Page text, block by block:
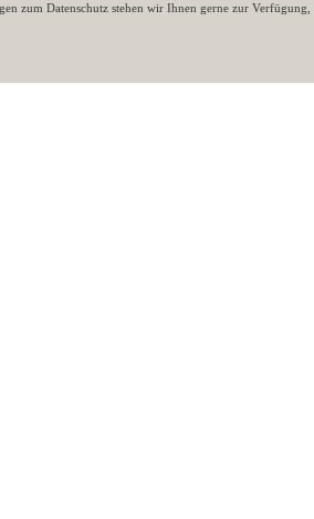
zum Datenschutz stehen wir Ihnen gerne zur